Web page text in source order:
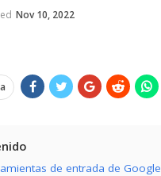
Nov 10, 2022
de entrada de Google